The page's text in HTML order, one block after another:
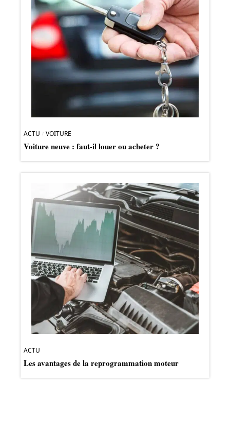
ACTU VOITURE
Voiture neuve : faut-il louer ou acheter ?
ACTU
Les avantages de la reprogrammation moteur